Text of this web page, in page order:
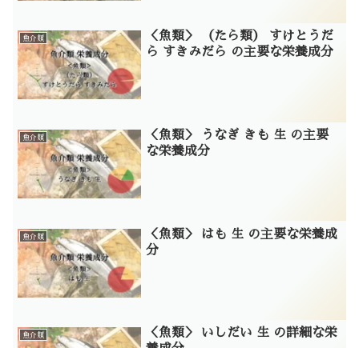
魚介類
＜魚類＞ （たら類） すけとうだ
ら すきみだら の主要な栄養成分
魚介類
＜魚類＞ うなぎ きも 生 の主要
な栄養成分
魚介類
＜魚類＞ はも 生 の主要な栄養成
分
魚介類
＜魚類＞ いしだい 生 の詳細な栄